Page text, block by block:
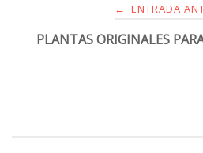
← ENTRADA
PLANTAS ORIGINALES